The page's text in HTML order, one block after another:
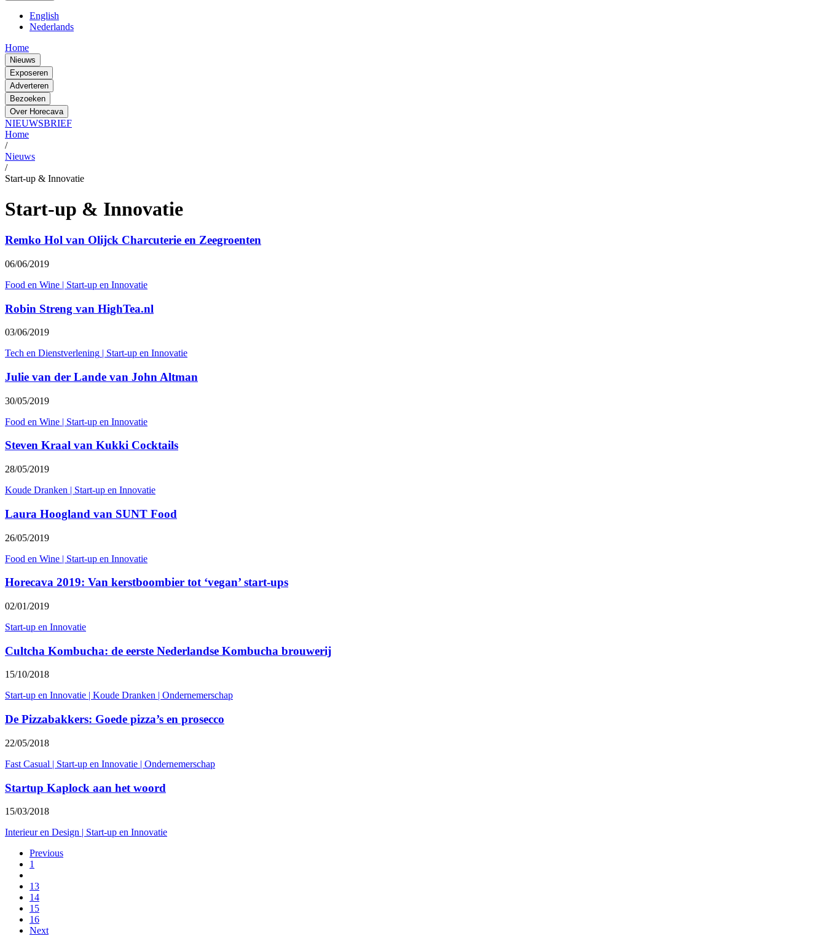
English
Nederlands
Home
Nieuws
Exposeren
Adverteren
Bezoeken
Over Horecava
NIEUWSBRIEF
Home
/
Nieuws
/
Start-up & Innovatie
Start-up & Innovatie
Remko Hol van Olijck Charcuterie en Zeegroenten
06/06/2019
Food en Wine | Start-up en Innovatie
Robin Streng van HighTea.nl
03/06/2019
Tech en Dienstverlening | Start-up en Innovatie
Julie van der Lande van John Altman
30/05/2019
Food en Wine | Start-up en Innovatie
Steven Kraal van Kukki Cocktails
28/05/2019
Koude Dranken | Start-up en Innovatie
Laura Hoogland van SUNT Food
26/05/2019
Food en Wine | Start-up en Innovatie
Horecava 2019: Van kerstboombier tot ‘vegan’ start-ups
02/01/2019
Start-up en Innovatie
Cultcha Kombucha: de eerste Nederlandse Kombucha brouwerij
15/10/2018
Start-up en Innovatie | Koude Dranken | Ondernemerschap
De Pizzabakkers: Goede pizza’s en prosecco
22/05/2018
Fast Casual | Start-up en Innovatie | Ondernemerschap
Startup Kaplock aan het woord
15/03/2018
Interieur en Design | Start-up en Innovatie
Previous
1
13
14
15
16
Next